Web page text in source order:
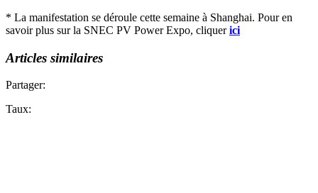
* La manifestation se déroule cette semaine à Shanghai. Pour en
savoir plus sur la SNEC PV Power Expo, cliquerici
Articles similaires
Partager:
Taux: